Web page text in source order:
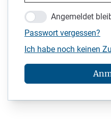
Angemeldet
Passwort vergessen?
Ich habe noch keinen